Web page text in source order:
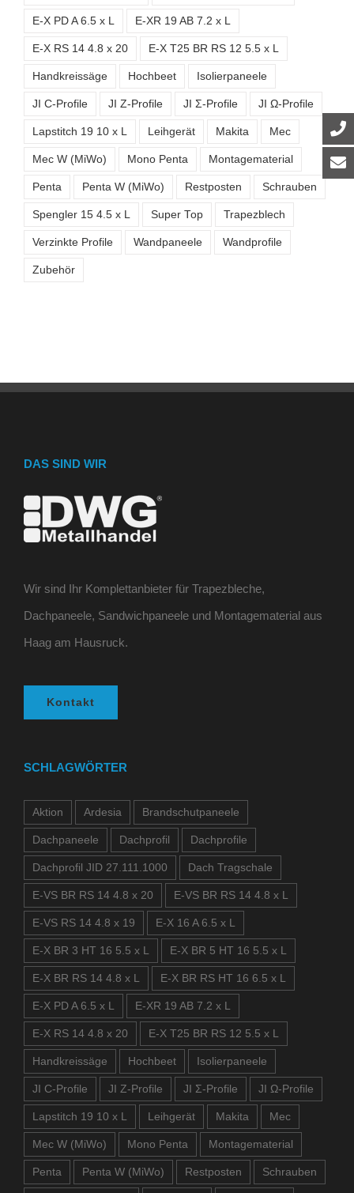
E-X PD A 6.5 x L E-XR 19 AB 7.2 x L
E-X RS 14 4.8 x 20 E-X T25 BR RS 12 5.5 x L
Handkreissäge Hochbeet Isolierpaneele
JI C-Profile JI Z-Profile JI Σ-Profile JI Ω-Profile
Lapstitch 19 10 x L Leihgerät Makita Mec
Mec W (MiWo) Mono Penta Montagematerial
Penta Penta W (MiWo) Restposten Schrauben
Spengler 15 4.5 x L Super Top Trapezblech
Verzinkte Profile Wandpaneele Wandprofile
Zubehör
DAS SIND WIR
Wir sind Ihr Komplettanbieter für Trapezbleche,
Dachpaneele, Sandwichpaneele und Montagematerial aus
Haag am Hausruck.
Kontakt
SCHLAGWÖRTER
Aktion Ardesia Brandschutpaneele
Dachpaneele Dachprofil Dachprofile
Dachprofil JID 27.111.1000 Dach Tragschale
E-VS BR RS 14 4.8 x 20 E-VS BR RS 14 4.8 x L
E-VS RS 14 4.8 x 19 E-X 16 A 6.5 x L
E-X BR 3 HT 16 5.5 x L E-X BR 5 HT 16 5.5 x L
E-X BR RS 14 4.8 x L E-X BR RS HT 16 6.5 x L
E-X PD A 6.5 x L E-XR 19 AB 7.2 x L
E-X RS 14 4.8 x 20 E-X T25 BR RS 12 5.5 x L
Handkreissäge Hochbeet Isolierpaneele
JI C-Profile JI Z-Profile JI Σ-Profile JI Ω-Profile
Lapstitch 19 10 x L Leihgerät Makita Mec
Mec W (MiWo) Mono Penta Montagematerial
Penta Penta W (MiWo) Restposten Schrauben